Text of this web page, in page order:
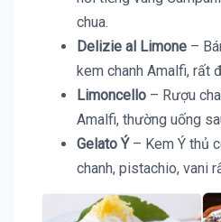
chua.
Delizie al Limone –
kem chanh Amalfi, rất
Limoncello – Rượu
Amalfi, thường uống
Gelato Ý– Kem Ý thủ
chanh, pistachio, vani